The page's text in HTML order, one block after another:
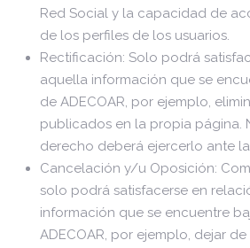
Red Social y la capacidad de
de los perfiles de los usuarios.
Rectificación: Solo podrá
aquella información que se
de ADECOAR, por ejemplo,
publicados en la propia página.
derecho deberá ejercerlo ante
Cancelación y/u Oposición:
solo podrá satisfacerse en
información que se encuentre
ADECOAR, por ejemplo, dejar